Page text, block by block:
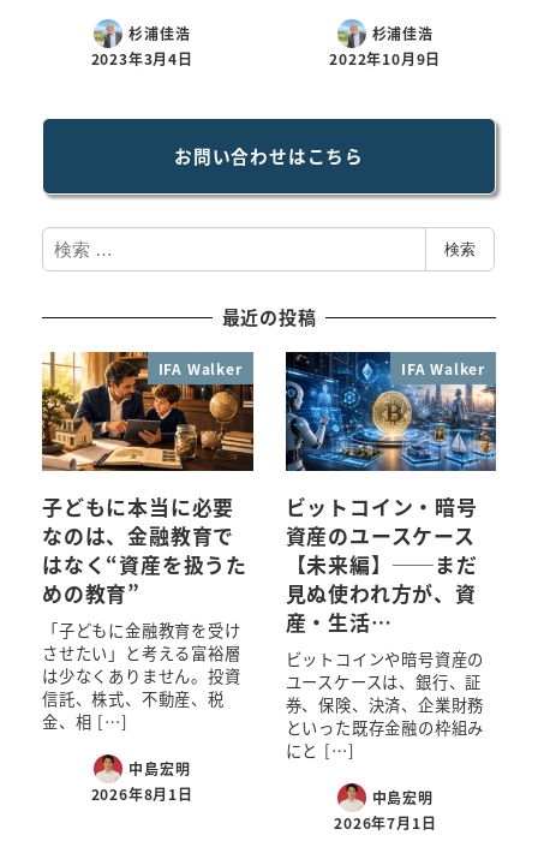
杉浦佳浩
2023年3月4日
杉浦佳浩
2022年10月9日
お問い合わせはこちら
検
索
検索
最近の投稿
IFA Walker
子どもに本当に必要
なのは、金融教育で
はなく“資産を扱うた
めの教育”
「子どもに金融教育を受け
させたい」と考える富裕層
は少なくありません。投資
信託、株式、不動産、税
金、相 […]
中島宏明
2026年8月1日
IFA Walker
ビットコイン・暗号
資産のユースケース
【未来編】──まだ
見ぬ使われ方が、資
産・生活…
ビットコインや暗号資産の
ユースケースは、銀行、証
券、保険、決済、企業財務
といった既存金融の枠組み
にと […]
中島宏明
2026年7月1日